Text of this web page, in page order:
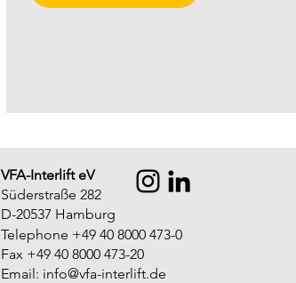
VFA-Interlift eV
Süderstraße 282
D-20537 Hamburg
Telephone +49 40 8000 473-0
Fax +49 40 8000 473-20
Email: info@vfa-interlift.de